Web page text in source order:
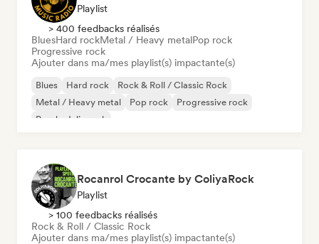
Playlist
> 400 feedbacks réalisés
BluesHard rockMetal / Heavy metalPop rock
Progressive rock
Ajouter dans ma/mes playlist(s) impactante(s)
Blues Hard rock
Rock & Roll / Classic Rock
Metal / Heavy metal
Pop rock
Progressive rock
Psychedelic rock
Rocanrol Crocante by ColiyaRock
Playlist
> 100 feedbacks réalisés
Rock & Roll / Classic Rock
Ajouter dans ma/mes playlist(s) impactante(s)